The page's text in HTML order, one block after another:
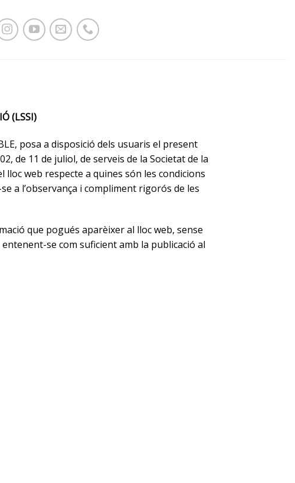
(LSSI)
posa a disposició dels usuaris el present
de 11 de juliol, de serveis de la Societat de la
lloc web respecte a quines són les condicions
a l’observança i compliment rigorós de les
que pogués aparèixer al lloc web, sense
se com suficient amb la publicació al